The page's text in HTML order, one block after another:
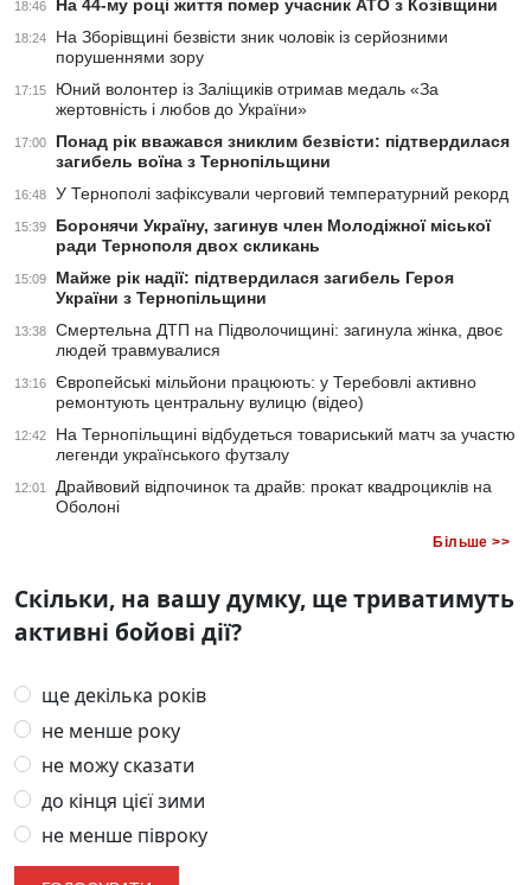
18:46 На 44-му році життя помер учасник АТО з Козівщини
18:24
На Зборівщині безвісти зник чоловік із серйозними
порушеннями зору
17:15
Юний волонтер із Заліщиків отримав медаль «За
жертовність і любов до України»
17:00
Понад рік вважався зниклим безвісти: підтвердилася
загибель воїна з Тернопільщини
16:48 У Тернополі зафіксували черговий температурний рекорд
15:39
Боронячи Україну, загинув член Молодіжної міської
ради Тернополя двох скликань
15:09
Майже рік надії: підтвердилася загибель Героя
України з Тернопільщини
13:38
Смертельна ДТП на Підволочищині: загинула жінка, двоє
людей травмувалися
13:16
Європейські мільйони працюють: у Теребовлі активно
ремонтують центральну вулицю (відео)
12:42
На Тернопільщині відбудеться товариський матч за участю
легенди українського футзалу
12:01
Драйвовий відпочинок та драйв: прокат квадроциклів на
Оболоні
Більше >>
Скільки, на вашу думку, ще триватимуть
активні бойові дії?
ще декілька років
не менше року
не можу сказати
до кінця цієї зими
не менше півроку